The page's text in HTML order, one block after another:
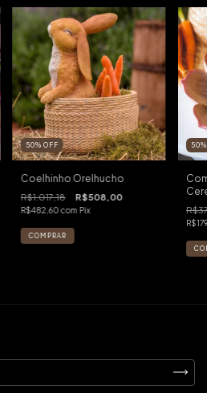
50% OFF
Coelhinho Orelhucho
R$1.017,18 R$508,00
R$482,60com Pix
50